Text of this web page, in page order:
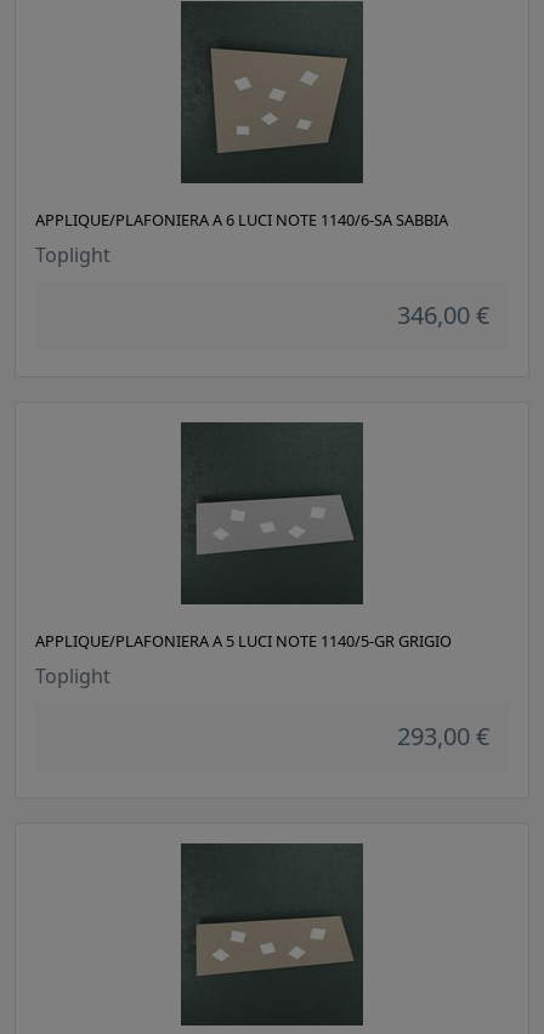
APPLIQUE/PLAFONIERA A 6 LUCI NOTE 1140/6-SA SABBIA
Toplight
346,00 €
APPLIQUE/PLAFONIERA A 5 LUCI NOTE 1140/5-GR GRIGIO
Toplight
293,00 €